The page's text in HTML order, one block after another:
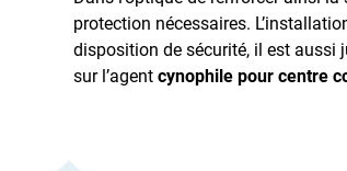
protection nécessaires.
disposition de sécurité, il est aussi
sur l’agent cynophile pour centre